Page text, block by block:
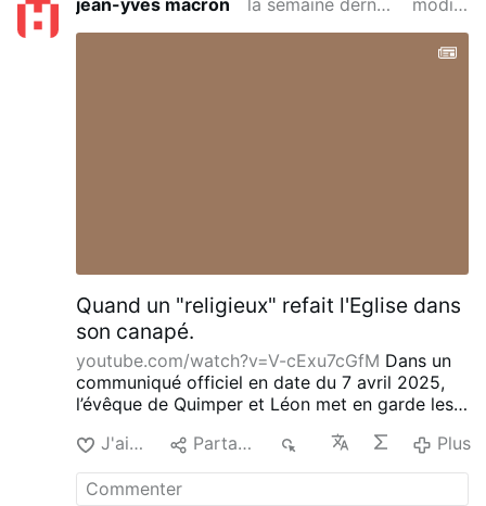
Quand un "religieux" refait l'Eglise dans
son canapé.
youtube.com/watch?v=V-cExu7cGfM Dans un
communiqué officiel en date du 7 avril 2025,
l’évêque de Quimper et Léon met en garde les
communauté soi-disant religieuse, composée
d’hommes et de femmes se présentant comme
moines et moniales carmes venus du Brésil…
J'aime Partager Plus